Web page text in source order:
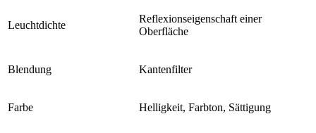
Leuchtdichte
Reflexionseigenschaft einer
Oberfläche
Blendung Kantenfilter
Farbe Helligkeit, Farbton, Sättigung